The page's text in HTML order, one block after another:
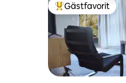
Populär gästfavorit
Gästfavorit